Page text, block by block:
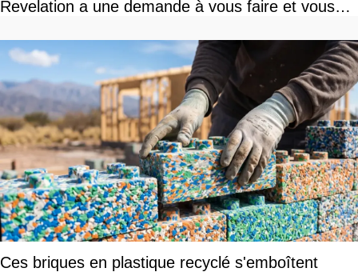
Revelation a une demande à vous faire et vous
Ces briques en plastique recyclé s'emboîtent